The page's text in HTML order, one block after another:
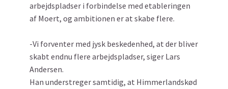
arbejdspladser i forbindelse med etableringen
af Moert, og ambitionen er at skabe flere.
-Vi forventer med jysk beskedenhed, at der bliver
skabt endnu flere arbejdspladser, siger Lars
Andersen.
Han understreger samtidig, at Himmerlandskød